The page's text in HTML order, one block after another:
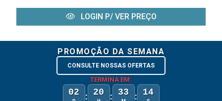
LOGIN P/ VER PREÇO
PROMOÇÃO DA SEMANA
CONSULTE NOSSAS OFERTAS
TERMINA EM:
02 : 20 : 33 : 14